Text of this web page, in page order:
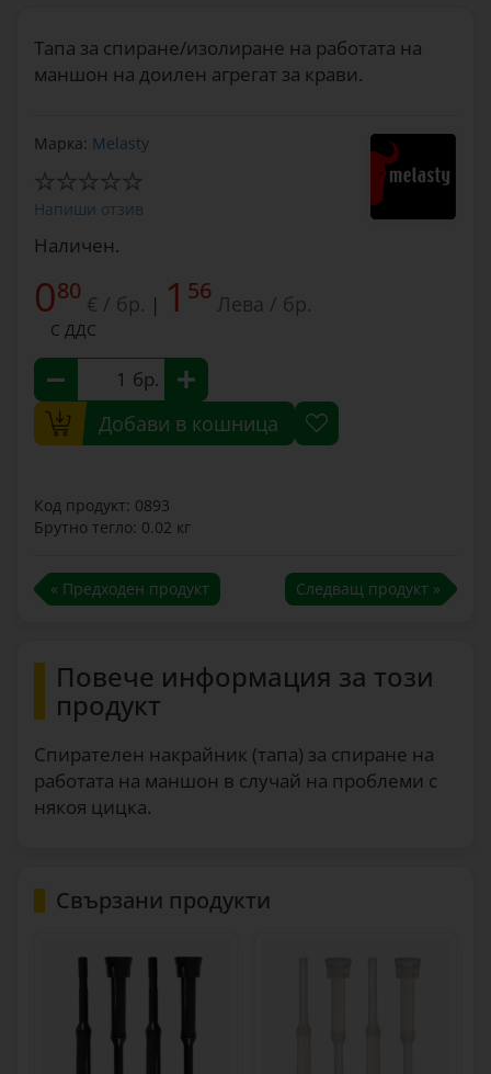
Тапа за спиране/изолиране на работата на
маншон на доилен агрегат за крави.
Марка: Melasty
Напиши отзив
Наличен.
080 € / бр. | 1 56 Лева / бр.
С ДДС
бр.
Добави в кошница
Код продукт: 0893
Брутно тегло: 0.02 кг
« Предходен продукт Следващ продукт »
Повече информация за този
продукт
Спирателен накрайник (тапа) за спиране на
работата на маншон в случай на проблеми с
някоя цицка.
Свързани продукти